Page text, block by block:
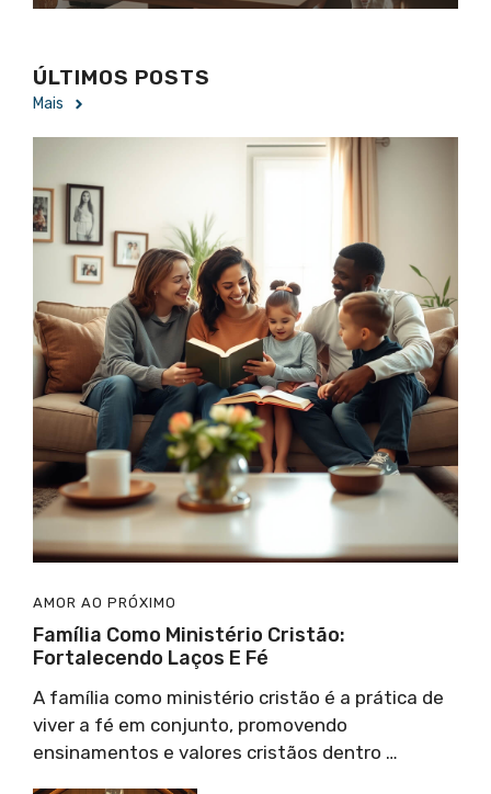
ÚLTIMOS POSTS
Mais
AMOR AO PRÓXIMO
Família Como Ministério Cristão:
Fortalecendo Laços E Fé
A família como ministério cristão é a prática de
viver a fé em conjunto, promovendo
ensinamentos e valores cristãos dentro …